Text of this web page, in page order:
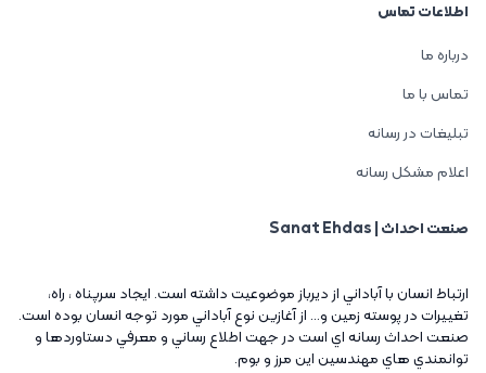
اطلاعات تماس
درباره ما
تماس با ما
تبلیغات در رسانه
اعلام مشکل رسانه
صنعت احداث | Sanat Ehdas
ارتباط انسان با آباداني از ديرباز موضوعيت داشته است. ايجاد سرپناه ، راه،
تغييرات در پوسته زمين و... از آغازين نوع آباداني مورد توجه انسان بوده است.
صنعت احداث رسانه اي است در جهت اطلاع رساني و معرفي دستاوردها و
توانمندي هاي مهندسين اين مرز و بوم.